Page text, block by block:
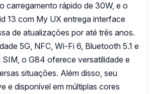
carregamento rápido de 30W, e o
13 com My UX entrega interface
de atualizações por até três anos.
5G, NFC, Wi-Fi 6, Bluetooth 5.1 e
o G84 oferece versatilidade e
situações. Além disso, seu
e disponível em múltiplas cores